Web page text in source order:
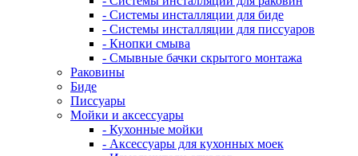
- Системы инсталляции для биде
- Системы инсталляции для писсуаров
- Кнопки смыва
- Смывные бачки скрытого монтажа
Раковины
Биде
Писсуары
Мойки и аксессуары
- Кухонные мойки
- Аксессуары для кухонных моек